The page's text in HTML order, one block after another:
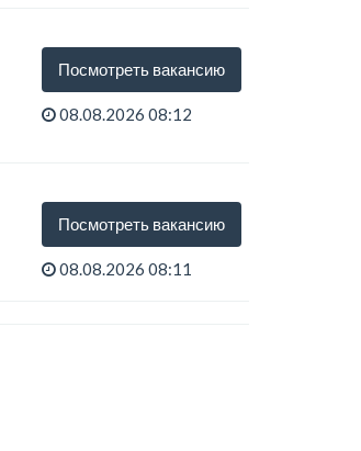
Посмотреть вакансию
08.08.2026 08:12
Посмотреть вакансию
08.08.2026 08:11